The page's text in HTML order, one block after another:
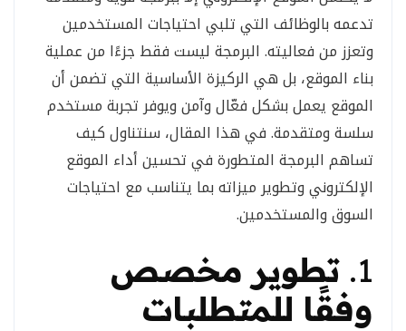
تدعمه بالوظائف التي تلبي احتياجات المستخدمين
وتعزز من فعاليته. البرمجة ليست فقط جزءًا من عملية
بناء الموقع، بل هي الركيزة الأساسية التي تضمن أن
الموقع يعمل بشكل فعّال وآمن ويوفر تجربة مستخدم
سلسة ومتقدمة. في هذا المقال، سنتناول كيف
تساهم البرمجة المتطورة في تحسين أداء الموقع
الإلكتروني وتطوير ميزاته بما يتناسب مع احتياجات
السوق والمستخدمين.
1. تطوير مخصص
وفقًا للمتطلبات